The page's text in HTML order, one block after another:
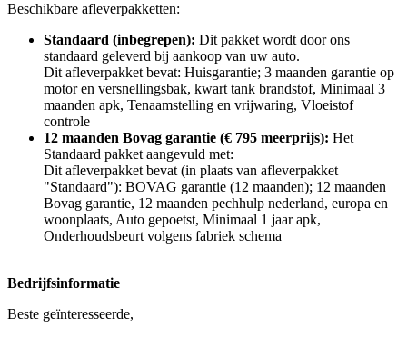
Beschikbare afleverpakketten:
Standaard (inbegrepen): Dit pakket wordt door ons
standaard geleverd bij aankoop van uw auto.
Dit afleverpakket bevat: Huisgarantie; 3 maanden garantie op
motor en versnellingsbak, kwart tank brandstof, Minimaal 3
maanden apk, Tenaamstelling en vrijwaring, Vloeistof
controle
12 maanden Bovag garantie (€ 795 meerprijs): Het
Standaard pakket aangevuld met:
Dit afleverpakket bevat (in plaats van afleverpakket
"Standaard"): BOVAG garantie (12 maanden); 12 maanden
Bovag garantie, 12 maanden pechhulp nederland, europa en
woonplaats, Auto gepoetst, Minimaal 1 jaar apk,
Onderhoudsbeurt volgens fabriek schema
Bedrijfsinformatie
Beste geïnteresseerde,